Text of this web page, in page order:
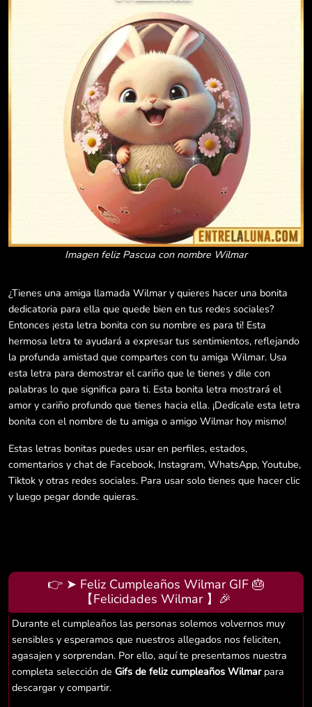
Imagen feliz Pascua con nombre Wilmar
¿Tienes una amiga llamada Wilmar y quieres hacer una bonita
dedicatoria para ella que quede bien en tus redes sociales?
Entonces ¡esta letra bonita con su nombre es para ti! Esta
hermosa letra te ayudará a expresar tus sentimientos, reflejando
la profunda amistad que compartes con tu amiga Wilmar. Usa
esta letra para demostrar el cariño que le tienes y dile con
palabras lo que significa para ti. Esta bonita letra mostrará el
amor y cariño profundo que tienes hacia ella. ¡Dedícale esta letra
bonita con el nombre de tu amiga o amigo Wilmar hoy mismo!
Estas letras bonitas puedes usar en perfiles, estados,
comentarios y chat de Facebook, Instagram, WhatsApp, Youtube,
Tiktok y otras redes sociales. Para usar solo tienes que hacer clic
y luego pegar donde quieras.
👉 ➤ Feliz Cumpleaños Wilmar GIF 🎂
【Felicidades Wilmar 】🎉
Durante el cumpleaños las personas solemos volvernos muy
sensibles y esperamos que nuestros allegados nos feliciten,
agasajen y sorprendan. Por ello, aquí te presentamos nuestra
completa selección de Gifs de feliz cumpleaños Wilmarpara
descargar y compartir.